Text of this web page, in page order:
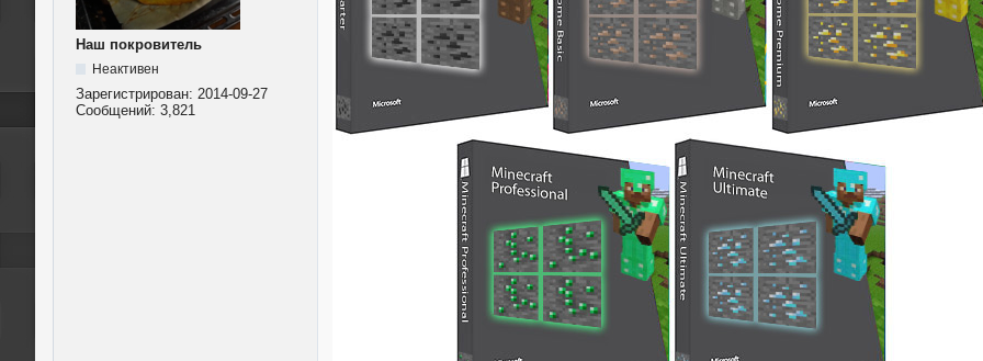
Наш покровитель
Неактивен
Зарегистрирован: 2014-09-27
Сообщений: 3,821